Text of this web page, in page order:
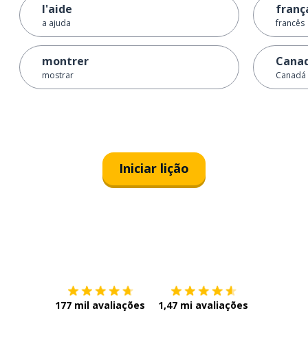
l'aide
a ajuda
montrer
mostrar
francês
Canadá
Iniciar lição
177 mil avaliações 1,47 mi avaliações